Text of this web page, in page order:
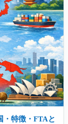
・特徴・FTAと